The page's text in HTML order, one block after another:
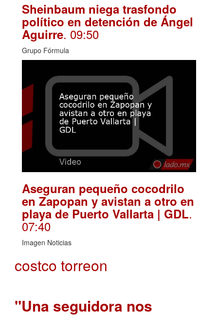
Sheinbaum niega trasfondo
político en detención de Ángel
Aguirre. 09:50
Grupo Fórmula
Aseguran pequeño cocodrilo
en Zapopan y avistan a otro en
playa de Puerto Vallarta | GDL.
07:40
Imagen Noticias
costco torreon
"Una seguidora nos